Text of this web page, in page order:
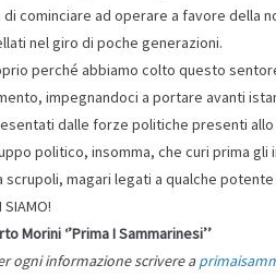
di cominciare ad operare a favore
nel giro di poche generazioni.
perché abbiamo colto questo
impegnandoci a portare avanti
dalle forze politiche presenti
politico, insomma, che curi prima
scrupoli, magari legati a qualche
SIAMO!
Morini ‘’Prima I Sammarinesi’’
ogni informazione scrivere a